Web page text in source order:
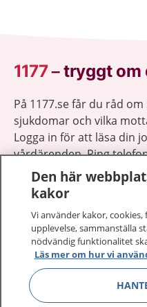
1177–tryggt om
På 1177.se får du råd
sjukdomar och vilka
Logga in för att läsa din
vårdärenden. Ring
sjukvårdsrådgivning
1177 ger dig råd när du
1177 på flera språk
Den här
kakor
Vi använder kakor,
upplevelse, sammanställa
nödvändig funktionalitet
Läs mer om hur vi